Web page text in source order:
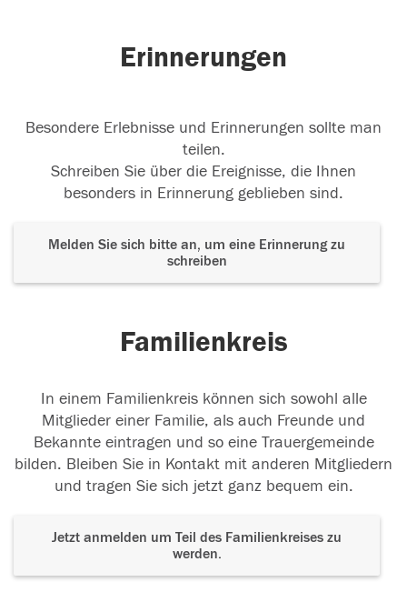
Erinnerungen
Besondere Erlebnisse und Erinnerungen sollte man
teilen.
Schreiben Sie über die Ereignisse, die Ihnen
besonders in Erinnerung geblieben sind.
Melden Sie sich bitte an, um eine Erinnerung zu
schreiben
Familienkreis
In einem Familienkreis können sich sowohl alle
Mitglieder einer Familie, als auch Freunde und
Bekannte eintragen und so eine Trauergemeinde
bilden. Bleiben Sie in Kontakt mit anderen Mitgliedern
und tragen Sie sich jetzt ganz bequem ein.
Jetzt anmelden um Teil des Familienkreises zu
werden.